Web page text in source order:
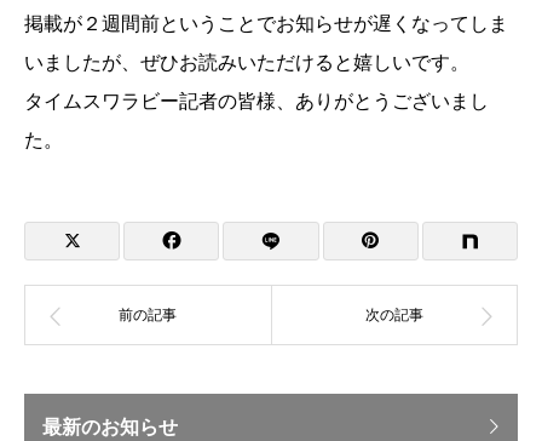
掲載が２週間前ということでお知らせが遅くなってしま
いましたが、ぜひお読みいただけると嬉しいです。
タイムスワラビー記者の皆様、ありがとうございまし
た。
最新のお知らせ